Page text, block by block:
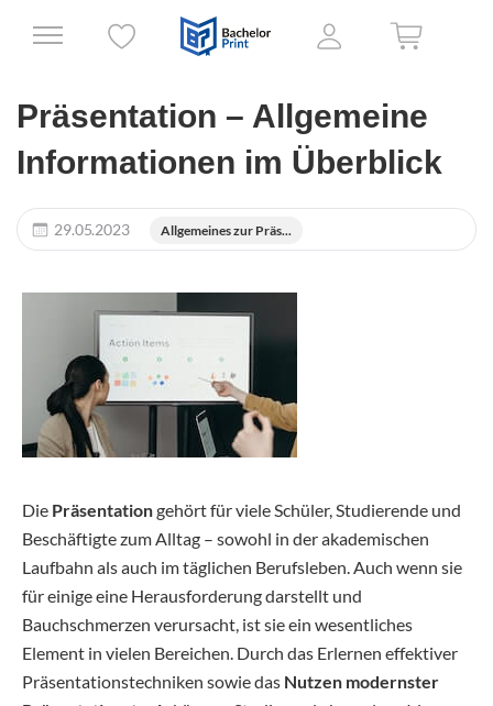
Präsentation – Allgemeine
Informationen im Überblick
29.05.2023 Allgemeines zur Präs...
Die Präsentationgehört für viele Schüler, Studierende und
Beschäftigte zum Alltag – sowohl in der akademischen
Laufbahn als auch im täglichen Berufsleben. Auch wenn sie
für einige eine Herausforderung darstellt und
Bauchschmerzen verursacht, ist sie ein wesentliches
Element in vielen Bereichen. Durch das Erlernen effektiver
Präsentationstechniken sowie das Nutzen modernster